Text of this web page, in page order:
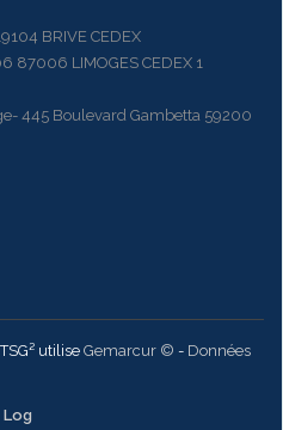
BRIVE CEDEX
LIMOGES CEDEX 1
445 Boulevard Gambetta 59200
utilise Gemarcur © - Données